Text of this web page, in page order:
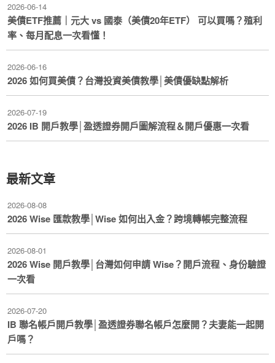
2026-06-14
美債ETF推薦｜元大 vs 國泰（美債20年ETF） 可以買嗎？殖利
率、每月配息一次看懂！
2026-06-16
2026 如何買美債？台灣投資美債教學│美債優缺點解析
2026-07-19
2026 IB 開戶教學│盈透證券開戶圖解流程＆開戶優惠一次看
最新文章
2026-08-08
2026 Wise 匯款教學│Wise 如何出入金？跨境轉帳完整流程
2026-08-01
2026 Wise 開戶教學│台灣如何申請 Wise？開戶流程、身份驗證
一次看
2026-07-20
IB 聯名帳戶開戶教學│盈透證券聯名帳戶怎麼開？夫妻能一起開
戶嗎？